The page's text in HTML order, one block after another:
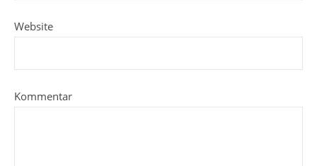
Website
Kommentar